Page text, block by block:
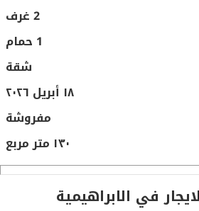
2 غرف
1 حمام
شقة
١٨ أبريل ٢٠٢٦
مفروشة
١٣٠ متر مربع
في الابراهيمية